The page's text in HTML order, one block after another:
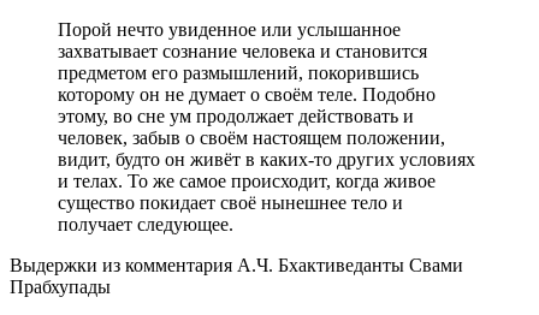
Порой нечто увиденное или услышанное
захватывает сознание человека и становится
предметом его размышлений, покорившись
которому он не думает о своём теле. Подобно
этому, во сне ум продолжает действовать и
человек, забыв о своём настоящем положении,
видит, будто он живёт в каких-то других условиях
и телах. То же самое происходит, когда живое
существо покидает своё нынешнее тело и
получает следующее.
Выдержки из комментария А.Ч. Бхактиведанты Свами
Прабхупады